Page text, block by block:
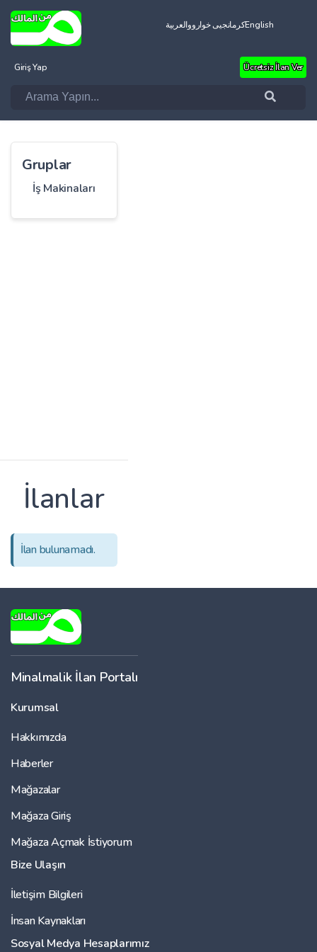
العربيةکرمانجیی خوارووEnglish
Giriş Yap Ücretsiz İlan Ver
Gruplar
İş Makinaları
İlanlar
İlan bulunamadı.
Minalmalik İlan Portalı
Kurumsal
Hakkımızda
Haberler
Mağazalar
Mağaza Giriş
Mağaza Açmak İstiyorum
Bize Ulaşın
İletişim Bilgileri
İnsan Kaynakları
Sosyal Medya Hesaplarımız